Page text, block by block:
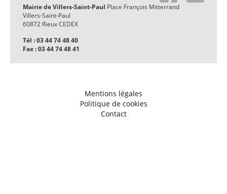
Mairie de Villers-Saint-Paul Place François Mitterrand
Villers-Saint-Paul
60872 Rieux CEDEX
Tél : 03 44 74 48 40
Fax : 03 44 74 48 41
Mentions légales
Politique de cookies
Contact